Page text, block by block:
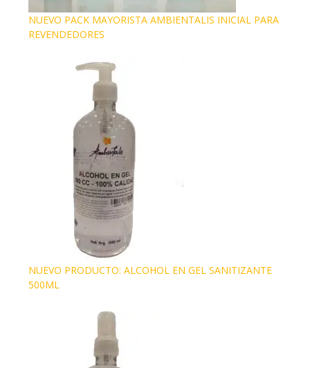
NUEVO PACK MAYORISTA AMBIENTALIS INICIAL PARA
REVENDEDORES
NUEVO PRODUCTO: ALCOHOL EN GEL SANITIZANTE
500ML